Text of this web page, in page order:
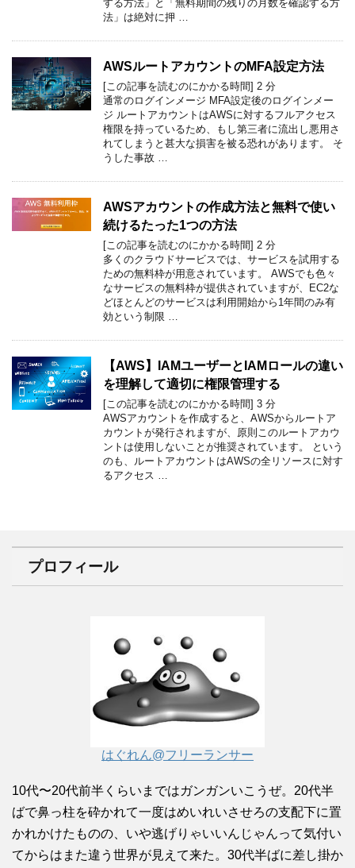
する方法」と「無料期間の残りの月数を確認する方
法」は絶対に押 …
AWSルートアカウントのMFA設定方法
[この記事を読むのにかかる時間] 2 分
通常のログインメージ MFA設定後のログインメー
ジ ルートアカウントはAWSに対するフルアクセス
権限を持っているため、もし第三者に流出し悪用さ
れてしまうと甚大な損害を被る恐れがあります。 そ
うした事故 …
AWSアカウントの作成方法と無料で使い
続けるたった1つの方法
[この記事を読むのにかかる時間] 2 分
多くのクラウドサービスでは、サービスを試用する
ための無料枠が用意されています。 AWSでも色々
なサービスの無料枠が提供されていますが、EC2な
どほとんどのサービスは利用開始から1年間のみ有
効という制限 …
【AWS】IAMユーザーとIAMロールの違い
を理解して適切に権限管理する
[この記事を読むのにかかる時間] 3 分
AWSアカウントを作成すると、AWSからルートア
カウントが発行されますが、原則このルートアカウ
ントは使用しないことが推奨されています。 という
のも、ルートアカウントはAWSの全リソースに対す
るアクセス …
プロフィール
はぐれん@フリーランサー
10代〜20代前半くらいまではガンガンいこうぜ。20代半
ばで鼻っ柱を砕かれて一度はめいれいさせろの支配下に置
かれかけたものの、いや逃げりゃいいんじゃんって気付い
てからはまた違う世界が見えて来た。30代半ばに差し掛か